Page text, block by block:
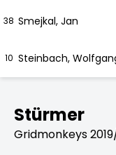
38 Smejkal, Jan
10 Steinbach,
Stürmer
Gridmonkeys